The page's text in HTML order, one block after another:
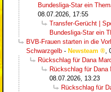
Bundesliga-Star ein
08.07.2026, 17:55
Transfer-Gerücht |
Bundesliga-Star ein
BVB-Frauen starten in die
Schwarzgelb - Newsteam
Rückschlag für Dana
Rückschlag für Dana
08.07.2026, 13:23
Rückschlag für